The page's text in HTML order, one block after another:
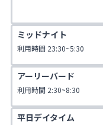
ミッドナイト
利用時間 23:30~5:30
アーリーバード
利用時間 2:30~8:30
平日デイタイム